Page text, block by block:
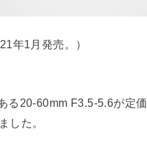
年1月発売。）
る20-60mm F3.5-5.6が定価
した。